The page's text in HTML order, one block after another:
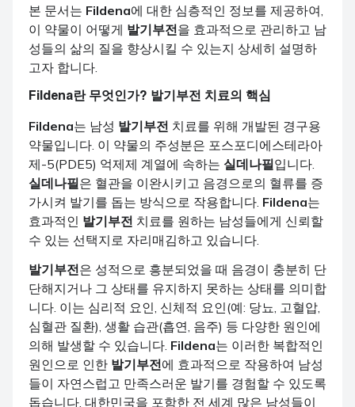
본 문서는 Fildena에 대한 심층적인 정보를 제공하여,
이 약물이 어떻게 발기부전을 효과적으로 관리하고 남
성들의 삶의 질을 향상시킬 수 있는지 상세히 설명하
고자 합니다.
Fildena란 무엇인가? 발기부전 치료의 핵심
Fildena는 남성 발기부전 치료를 위해 개발된 경구용
약물입니다. 이 약물의 주성분은 포스포디에스테라아
제-5(PDE5) 억제제 계열에 속하는 실데나필입니다.
실데나필은 혈관을 이완시키고 음경으로의 혈류를 증
가시켜 발기를 돕는 방식으로 작용합니다. Fildena는
효과적인 발기부전 치료를 원하는 남성들에게 신뢰할
수 있는 선택지로 자리매김하고 있습니다.
발기부전은 성적으로 흥분되었을 때 음경이 충분히 단
단해지거나 그 상태를 유지하지 못하는 상태를 의미합
니다. 이는 심리적 요인, 신체적 요인(예: 당뇨, 고혈압,
심혈관 질환), 생활 습관(흡연, 음주) 등 다양한 원인에
의해 발생할 수 있습니다. Fildena는 이러한 복합적인
원인으로 인한 발기부전에 효과적으로 작용하여 남성
들이 자연스럽고 만족스러운 발기를 경험할 수 있도록
돕습니다. 대한민국을 포함한 전 세계 많은 남성들이